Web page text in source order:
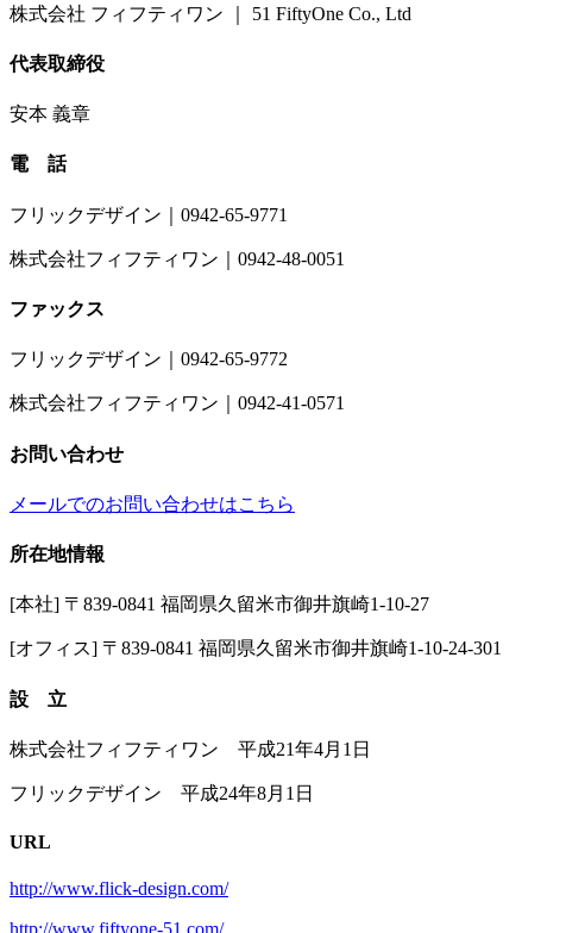
株式会社 フィフティワン ｜ 51 FiftyOne Co., Ltd
代表取締役
安本 義章
電 話
フリックデザイン｜0942-65-9771
株式会社フィフティワン｜0942-48-0051
ファックス
フリックデザイン｜0942-65-9772
株式会社フィフティワン｜0942-41-0571
お問い合わせ
メールでのお問い合わせはこちら
所在地情報
[本社] 〒839-0841 福岡県久留米市御井旗崎1-10-27
[オフィス] 〒839-0841 福岡県久留米市御井旗崎1-10-24-301
設 立
株式会社フィフティワン 平成21年4月1日
フリックデザイン 平成24年8月1日
URL
http://www.flick-design.com/